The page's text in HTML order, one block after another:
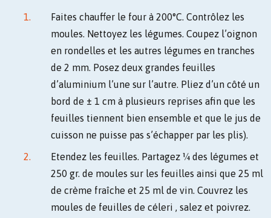
Faites chauffer le four à 200°C. Contrôlez les
moules. Nettoyez les légumes. Coupez l’oignon
en rondelles et les autres légumes en tranches
de 2 mm. Posez deux grandes feuilles
d’aluminium l’une sur l’autre. Pliez d’un côté un
bord de ± 1 cm à plusieurs reprises afin que les
feuilles tiennent bien ensemble et que le jus de
cuisson ne puisse pas s’échapper par les plis).
Etendez les feuilles. Partagez ¼ des légumes et
250 gr. de moules sur les feuilles ainsi que 25 ml
de crème fraîche et 25 ml de vin. Couvrez les
moules de feuilles de céleri , salez et poivrez.